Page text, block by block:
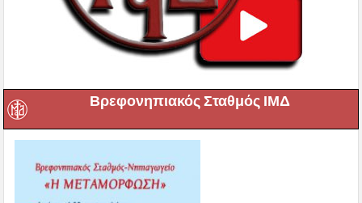
Βρεφονηπιακός Σταθμός ΙΜΔ